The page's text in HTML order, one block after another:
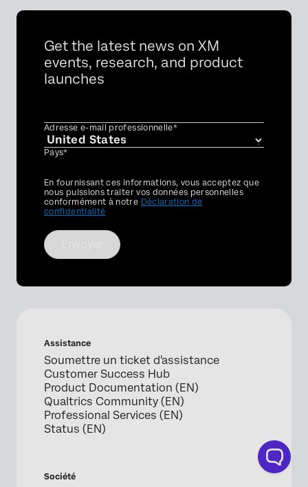
Get the latest news on XM
events, research, and product
launches
Adresse e-mail professionnelle*
Pays*
Privacy
Optin
En fournissant ces informations, vous acceptez que
nous puissions traiter vos données personnelles
conformément à notre Déclaration de
confidentialité
Assistance
Soumettre un ticket d'assistance
Customer Success Hub
Product Documentation (EN)
Qualtrics Community (EN)
Professional Services (EN)
Status (EN)
Société